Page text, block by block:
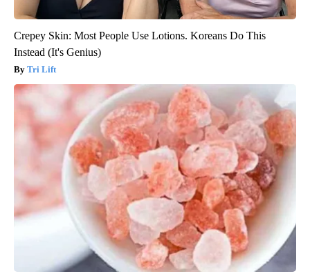
Crepey Skin: Most People Use Lotions. Koreans Do This
Instead (It's Genius)
Tri Lift